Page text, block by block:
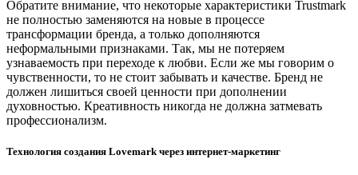
Обратите внимание, что некоторые характеристики Trustmark
не полностью заменяются на новые в процессе
трансформации бренда, а только дополняются
неформальными признаками. Так, мы не потеряем
узнаваемость при переходе к любви. Если же мы говорим о
чувственности, то не стоит забывать и качестве. Бренд не
должен лишиться своей ценности при дополнении
духовностью. Креативность никогда не должна затмевать
профессионализм.
Технология создания Lovemark через интернет-маркетинг